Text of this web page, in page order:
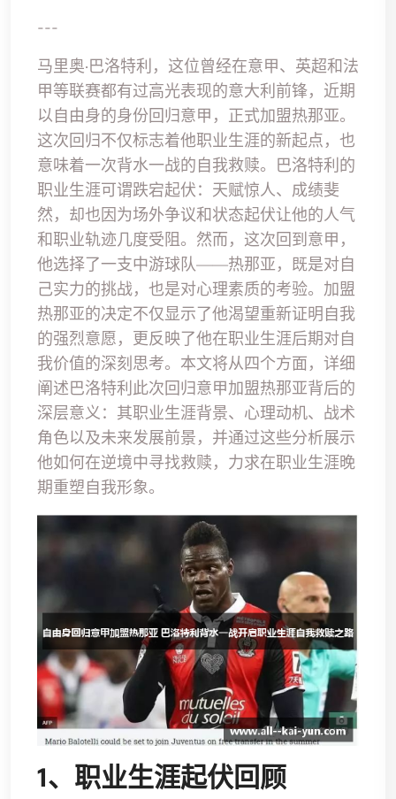
---
马里奥·巴洛特利，这位曾经在意甲、英超和法
甲等联赛都有过高光表现的意大利前锋，近期
以自由身的身份回归意甲，正式加盟热那亚。
这次回归不仅标志着他职业生涯的新起点，也
意味着一次背水一战的自我救赎。巴洛特利的
职业生涯可谓跌宕起伏：天赋惊人、成绩斐
然，却也因为场外争议和状态起伏让他的人气
和职业轨迹几度受阻。然而，这次回到意甲，
他选择了一支中游球队——热那亚，既是对自
己实力的挑战，也是对心理素质的考验。加盟
热那亚的决定不仅显示了他渴望重新证明自我
的强烈意愿，更反映了他在职业生涯后期对自
我价值的深刻思考。本文将从四个方面，详细
阐述巴洛特利此次回归意甲加盟热那亚背后的
深层意义：其职业生涯背景、心理动机、战术
角色以及未来发展前景，并通过这些分析展示
他如何在逆境中寻找救赎，力求在职业生涯晚
期重塑自我形象。
1、职业生涯起伏回顾